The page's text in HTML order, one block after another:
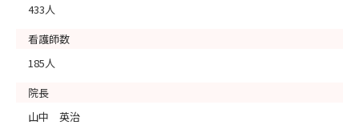
433人
看護師数
185人
院長
山中 英治